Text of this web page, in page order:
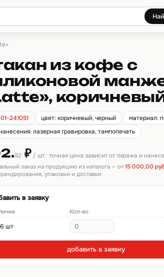
из кофе с
01-241051 цвет: коричневый, черный
материал:
лазерная гравировка, тампопечать
92 ₽ / шт · точная цена зависит от тиража и
заказ на продукцию из каталога — от15 000,00
упаковки и доставки
в заявку
Кол-во
шт
добавить в заявку